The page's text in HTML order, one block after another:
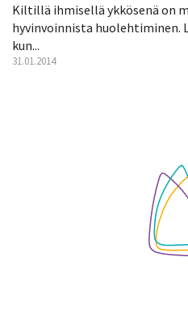
Kiltillä ihmisellä ykkösenä on
hyvinvoinnista
kun...
31.01.2014